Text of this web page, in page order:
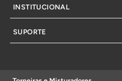
INSTITUCIONAL
SUPORTE